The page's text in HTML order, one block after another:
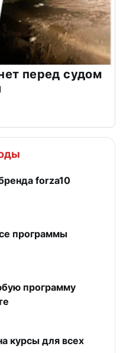
перед судом
forza10
программы
программу
курсы для всех